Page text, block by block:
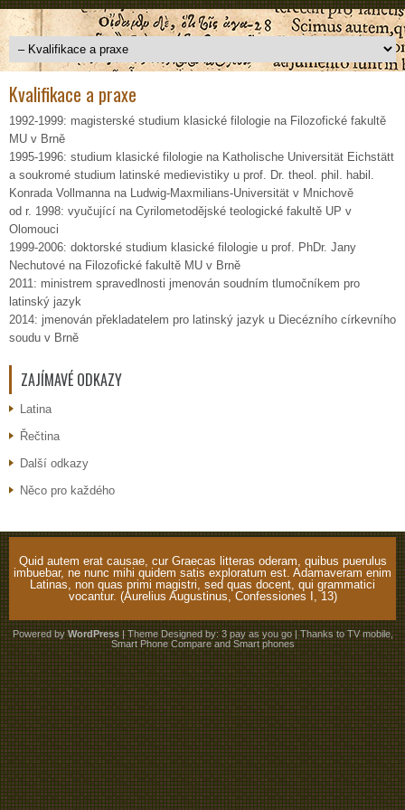
Kvalifikace a praxe
1992-1999: magisterské studium klasické filologie na Filozofické fakultě
MU v Brně
1995-1996: studium klasické filologie na Katholische Universität Eichstätt
a soukromé studium latinské medievistiky u prof. Dr. theol. phil. habil.
Konrada Vollmanna na Ludwig-Maxmilians-Universität v Mnichově
od r. 1998: vyučující na Cyrilometodějské teologické fakultě UP v
Olomouci
1999-2006: doktorské studium klasické filologie u prof. PhDr. Jany
Nechutové na Filozofické fakultě MU v Brně
2011: ministrem spravedlnosti jmenován soudním tlumočníkem pro
latinský jazyk
2014: jmenován překladatelem pro latinský jazyk u Diecézního církevního
soudu v Brně
ZAJÍMAVÉ ODKAZY
Latina
Řečtina
Další odkazy
Něco pro každého
Quid autem erat causae, cur Graecas litteras oderam, quibus puerulus
imbuebar, ne nunc mihi quidem satis exploratum est. Adamaveram enim
Latinas, non quas primi magistri, sed quas docent, qui grammatici
vocantur. (Aurelius Augustinus, Confessiones I, 13)
Powered byWordPress| Theme Designed by:3 pay as you go| Thanks toTV mobile,
Smart Phone CompareandSmart phones